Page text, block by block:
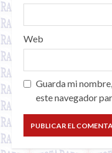
Web
Guarda mi
este navegador